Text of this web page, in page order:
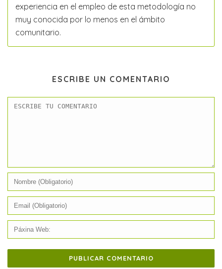
experiencia en el empleo de esta metodología no
muy conocida por lo menos en el ámbito
comunitario.
ESCRIBE UN COMENTARIO